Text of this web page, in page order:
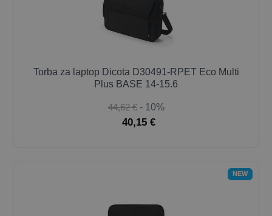
Torba za laptop Dicota D30491-RPET Eco Multi
Plus BASE 14-15.6
44,62 € - 10%
40,15 €
NEW